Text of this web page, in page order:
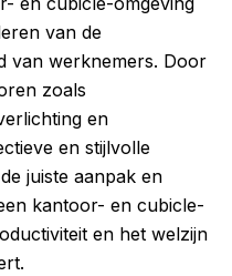
van de
van werknemers. Door
zoals
en
en stijlvolle
juiste aanpak en
kantoor- en cubicle-
en het welzijn